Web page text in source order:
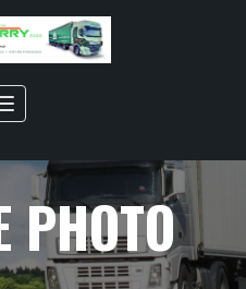
Toggle
navigation
PHOTO